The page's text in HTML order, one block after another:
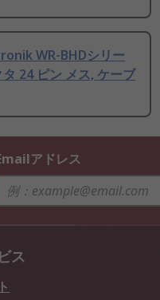
WR-BHDシリー
24 ピン メス, ケーブ
アドレス
ス